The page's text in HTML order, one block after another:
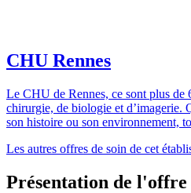
CHU Rennes
Le CHU de Rennes, ce sont plus de
chirurgie, de biologie et d’imagerie.
son histoire ou son environnement,
Les autres offres de soin de cet
Présentation de l'offre